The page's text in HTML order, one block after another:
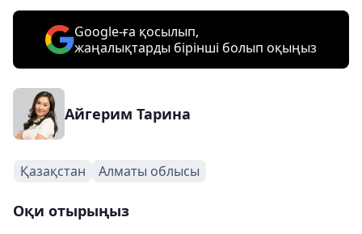
Google-ға қосылып,
жаңалықтарды бірінші болып оқыңыз
Айгерим Тарина
Қазақстан Алматы облысы
Оқи отырыңыз